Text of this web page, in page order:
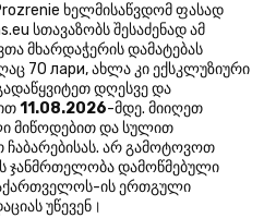
ხელმისაწვდომ ფასად
სთავაზობს შესაძენად ამ
მხარდაჭერის დამატებას
70 лари, ახლა კი ექსკლუზიური
დღესვე და
11.08.2026-მდე. მიიღეთ
მიწოდებით და სულით
არ გამოტოვოთ
ჯანმრთელობა დამოწმებული
ის ერთგული
უწევენ।